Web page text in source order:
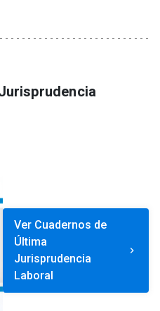
Ver Cuadernos de
Última
Jurisprudencia
Laboral
keyboard_arrow_right